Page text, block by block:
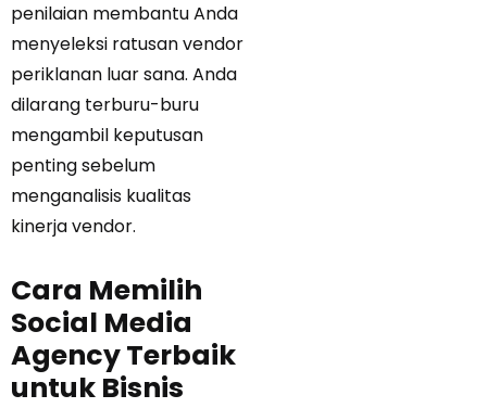
penilaian membantu Anda
menyeleksi ratusan vendor
periklanan luar sana. Anda
dilarang terburu-buru
mengambil keputusan
penting sebelum
menganalisis kualitas
kinerja vendor.
Cara Memilih
Social Media
Agency Terbaik
untuk Bisnis